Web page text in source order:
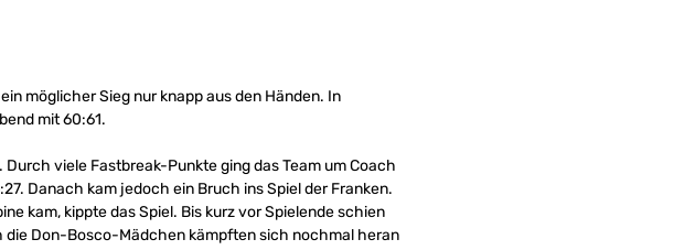
möglicher Sieg nur knapp aus den Händen. In
mit 60:61.
viele Fastbreak-Punkte ging das Team um Coach
Danach kam jedoch ein Bruch ins Spiel der Franken.
kam, kippte das Spiel. Bis kurz vor Spielende schien
die Don-Bosco-Mädchen kämpften sich nochmal heran